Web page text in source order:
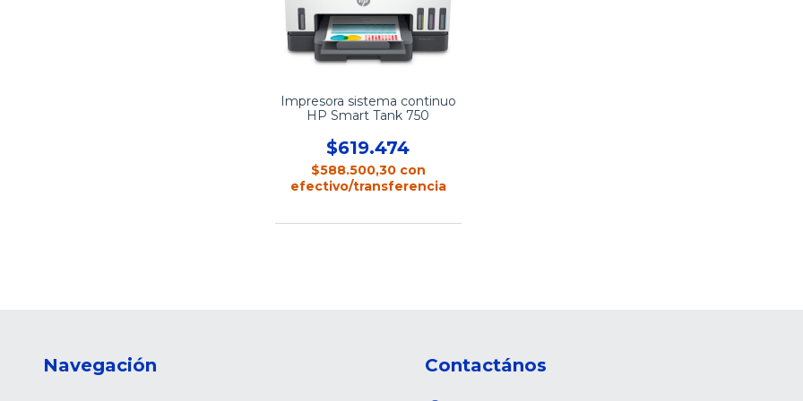
Impresora sistema continuo
HP Smart Tank 750
$619.474
$588.500,30 con
efectivo/transferencia
Navegación Contactános